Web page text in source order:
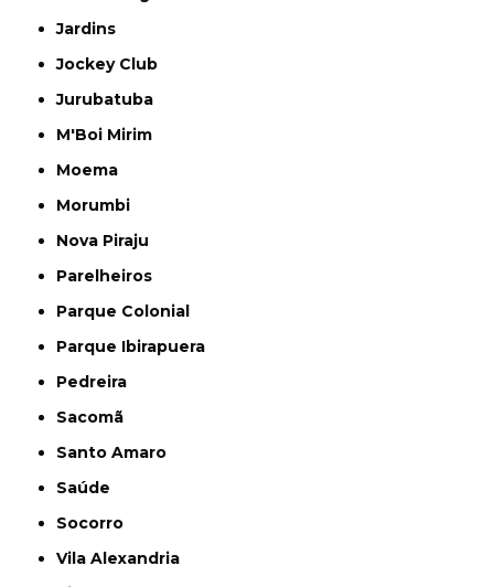
Jardins
Jockey Club
Jurubatuba
M'Boi Mirim
Moema
Morumbi
Nova Piraju
Parelheiros
Parque Colonial
Parque Ibirapuera
Pedreira
Sacomã
Santo Amaro
Saúde
Socorro
Vila Alexandria